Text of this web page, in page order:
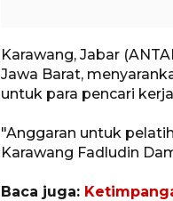
Karawang, Jabar
Jawa Barat,
untuk para pencari
"Anggaran untuk
Karawang Fadludin
Baca juga: